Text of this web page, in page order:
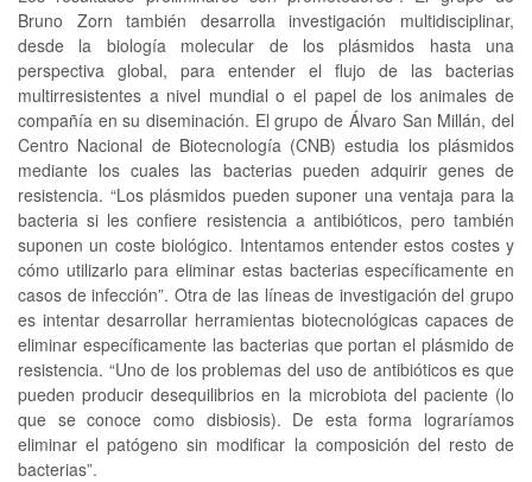
Bruno Zorn también desarrolla investigación multidisciplinar,
desde la biología molecular de los plásmidos hasta una
perspectiva global, para entender el flujo de las bacterias
multirresistentes a nivel mundial o el papel de los animales de
compañía en su diseminación. El grupo de Álvaro San Millán, del
Centro Nacional de Biotecnología (CNB) estudia los plásmidos
mediante los cuales las bacterias pueden adquirir genes de
resistencia. “Los plásmidos pueden suponer una ventaja para la
bacteria si les confiere resistencia a antibióticos, pero también
suponen un coste biológico. Intentamos entender estos costes y
cómo utilizarlo para eliminar estas bacterias específicamente en
casos de infección”. Otra de las líneas de investigación del grupo
es intentar desarrollar herramientas biotecnológicas capaces de
eliminar específicamente las bacterias que portan el plásmido de
resistencia. “Uno de los problemas del uso de antibióticos es que
pueden producir desequilibrios en la microbiota del paciente (lo
que se conoce como disbiosis). De esta forma lograríamos
eliminar el patógeno sin modificar la composición del resto de
bacterias”.